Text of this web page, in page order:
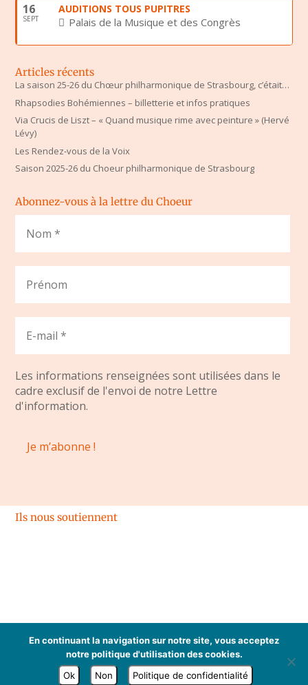
16
SEPT
AUDITIONS TOUS PUPITRES
Palais de la Musique et des Congrès
Articles récents
La saison 25-26 du Chœur philharmonique de Strasbourg, c’était…
Rhapsodies Bohémiennes – billetterie et infos pratiques
Via Crucis de Liszt – « Quand musique rime avec peinture » (Hervé
Lévy)
Les Rendez-vous de la Voix
Saison 2025-26 du Choeur philharmonique de Strasbourg
Abonnez-vous à la lettre du Choeur
Les informations renseignées sont utilisées dans le
cadre exclusif de l'envoi de notre Lettre
d'information.
Ils nous soutiennent
Espace membres
Mentions légales
Tous droits réservés
© 2020
En continuant la navigation sur notre site, vous acceptez
notre politique d'utilisation des cookies.
Ok
Non Politique de confidentialité